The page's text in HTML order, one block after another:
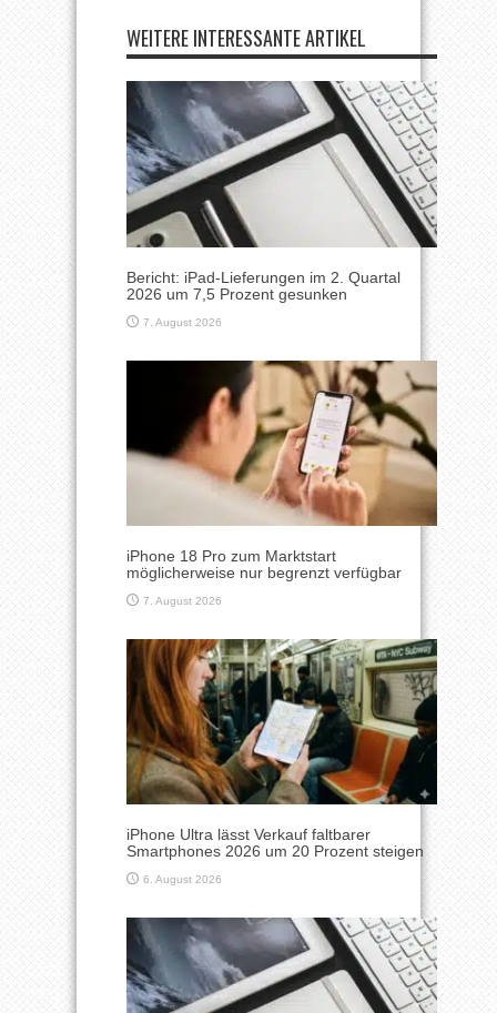
WEITERE INTERESSANTE ARTIKEL
Bericht: iPad-Lieferungen im 2. Quartal
2026 um 7,5 Prozent gesunken
7. August 2026
iPhone 18 Pro zum Marktstart
möglicherweise nur begrenzt verfügbar
7. August 2026
iPhone Ultra lässt Verkauf faltbarer
Smartphones 2026 um 20 Prozent steigen
6. August 2026